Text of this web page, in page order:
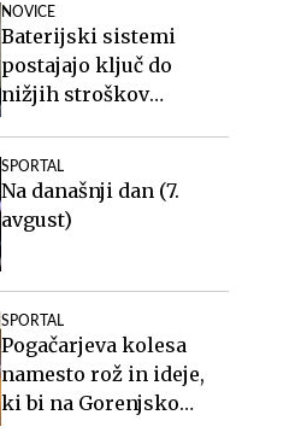
NOVICE
Baterijski sistemi
postajajo ključ do
nižjih stroškov
SPORTAL
Na današnji dan (7.
avgust)
SPORTAL
Pogačarjeva kolesa
namesto rož in ideje,
ki bi na Gorenjsko